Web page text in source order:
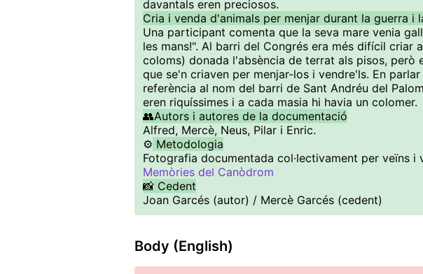
davantals eren preciosos.
Cria i venda d'animals per menjar durant la guerra i
Una participant comenta que la seva mare venia
les mans!". Al barri del Congrés era més difícil criar
coloms) donada l'absència de terrat als pisos, però
que se'n criaven per menjar-los i vendre'ls. En
referència al nom del barri de Sant Andréu del
eren riquíssimes i a cada masia hi havia un colomer.
👥Autors i autores de la documentació
Alfred, Mercè, Neus, Pilar i Enric.
⚙️ Metodologia
Fotografia documentada col·lectivament per veïns
Memòries del Canòdrom
📸 Cedent
Joan Garcés (autor) / Mercè Garcés (cedent)
Body (English)